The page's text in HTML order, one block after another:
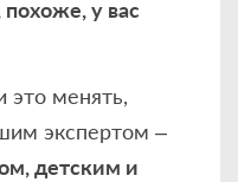
похоже, у вас
это менять,
экспертом –
детским и